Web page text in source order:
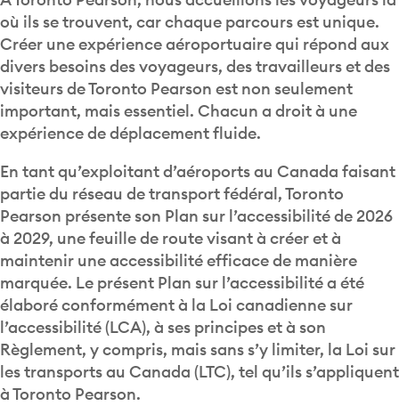
où ils se trouvent, car chaque parcours est unique.
Créer une expérience aéroportuaire qui répond aux
divers besoins des voyageurs, des travailleurs et des
visiteurs de Toronto Pearson est non seulement
important, mais essentiel. Chacun a droit à une
expérience de déplacement fluide.
En tant qu’exploitant d’aéroports au Canada faisant
partie du réseau de transport fédéral, Toronto
Pearson présente son Plan sur l’accessibilité de 2026
à 2029, une feuille de route visant à créer et à
maintenir une accessibilité efficace de manière
marquée. Le présent Plan sur l’accessibilité a été
élaboré conformément à la Loi canadienne sur
l’accessibilité (LCA), à ses principes et à son
Règlement, y compris, mais sans s’y limiter, la Loi sur
les transports au Canada (LTC), tel qu’ils s’appliquent
à Toronto Pearson.